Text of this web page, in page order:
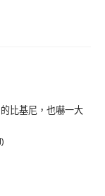
比基尼，也嚇一大